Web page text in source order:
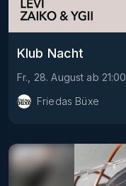
Klub Nacht
Fr., 28. August ab 21:00
Friedas Büxe